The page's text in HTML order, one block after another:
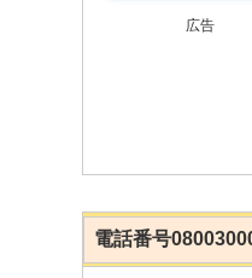
広告
電話番号